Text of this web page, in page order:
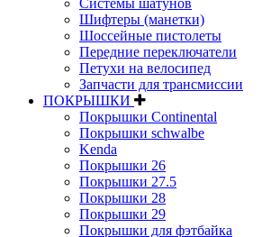
Системы шатунов
Шифтеры (манетки)
Шоссейные пистолеты
Передние переключатели
Петухи на велосипед
Запчасти для трансмиссии
ПОКРЫШКИ
Покрышки Continental
Покрышки schwalbe
Kenda
Покрышки 26
Покрышки 27.5
Покрышки 28
Покрышки 29
Покрышки для фэтбайка